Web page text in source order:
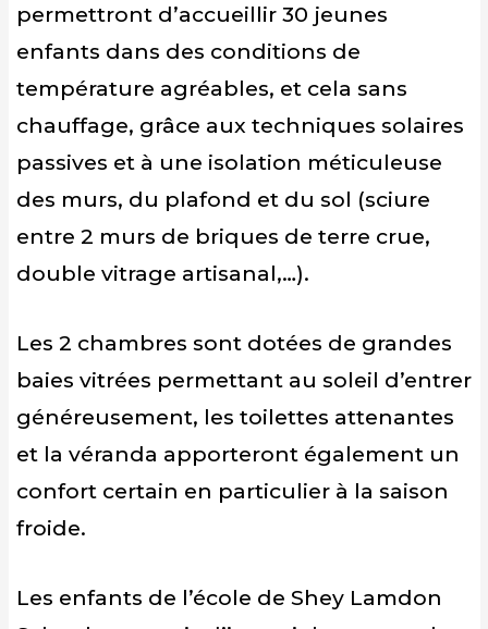
permettront d’accueillir 30 jeunes
enfants dans des conditions de
température agréables, et cela sans
chauffage, grâce aux techniques solaires
passives et à une isolation méticuleuse
des murs, du plafond et du sol (sciure
entre 2 murs de briques de terre crue,
double vitrage artisanal,…).
Les 2 chambres sont dotées de grandes
baies vitrées permettant au soleil d’entrer
généreusement, les toilettes attenantes
et la véranda apporteront également un
confort certain en particulier à la saison
froide.
Les enfants de l’école de Shey Lamdon